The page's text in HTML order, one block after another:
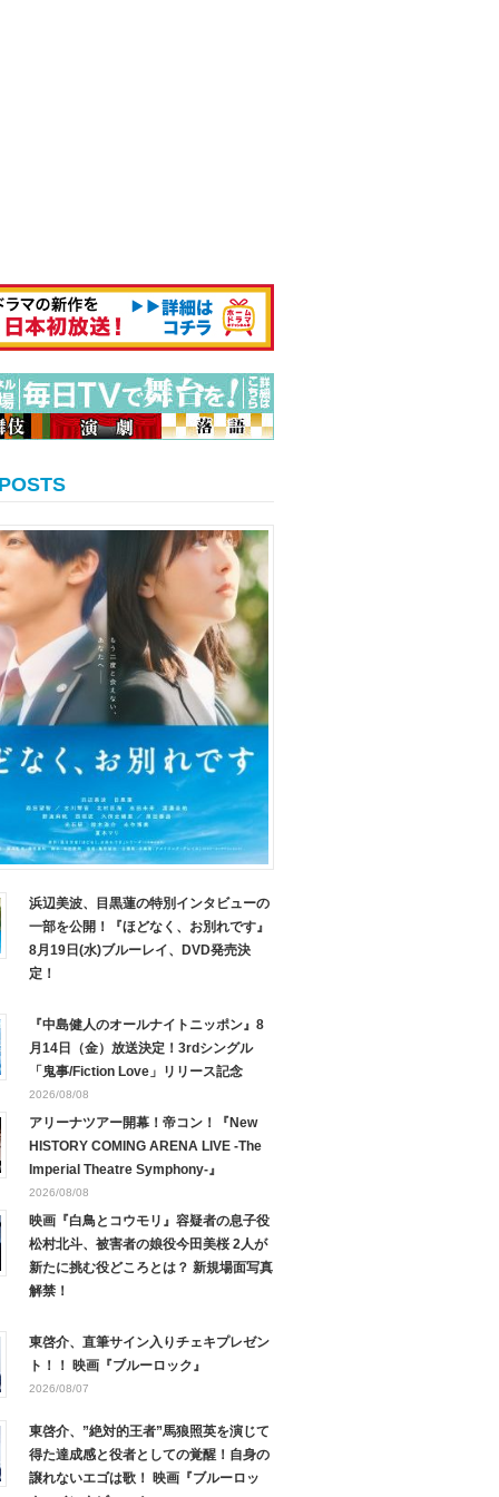
浜辺美波、目黒蓮の特別インタビューの
一部を公開！『ほどなく、お別れです』
8月19日(水)ブルーレイ、DVD発売決
定！
『中島健人のオールナイトニッポン』8
月14日（金）放送決定！3rdシングル
「鬼事/Fiction Love」リリース記念
2026/08/08
アリーナツアー開幕！帝コン！『New
HISTORY COMING ARENA LIVE -The
Imperial Theatre Symphony-』
2026/08/08
映画『白鳥とコウモリ』容疑者の息子役
松村北斗、被害者の娘役今田美桜 2人が
新たに挑む役どころとは？ 新規場面写真
解禁！
東啓介、直筆サイン入りチェキプレゼン
ト！！ 映画『ブルーロック』
2026/08/07
東啓介、”絶対的王者”馬狼照英を演じて
得た達成感と役者としての覚醒！自身の
譲れないエゴは歌！ 映画『ブルーロッ